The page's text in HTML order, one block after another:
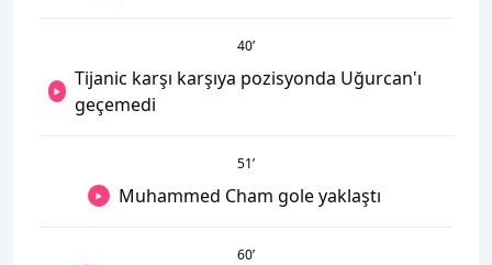
40’
Tijanic karşı karşıya pozisyonda Uğurcan'ı
geçemedi
51’
Muhammed Cham gole yaklaştı
60’